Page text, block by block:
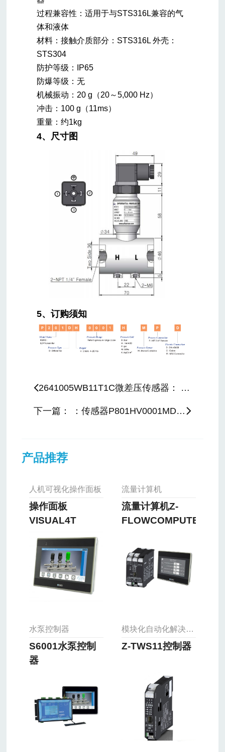
过程兼容性：适用于与STS316L兼容的气
体和液体
材料：接触介质部分：STS316L 外壳：
STS304
防护等级：IP65
防爆等级：无
机械振动：20 g（20～5,000 Hz）
冲击：100 g（11ms）
重量：约1kg
4、尺寸图
5、订购须知
2641005WB11T1C微差压传感器： 上一篇：
下一篇： ：传感器P801HV0001MDAD
产品推荐
人机可视化操作面板
操作面板
VISUAL4T
流量计算机
流量计算机Z-
FLOWCOMPUTER
水泵控制器
S6001水泵控制
器
模块化自动化解决方案
Z-TWS11控制器